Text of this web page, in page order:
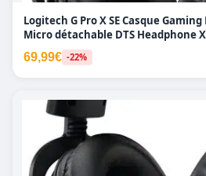
Logitech G Pro X SE Casque
Micro détachable DTS Headphone
69,99€ -22%